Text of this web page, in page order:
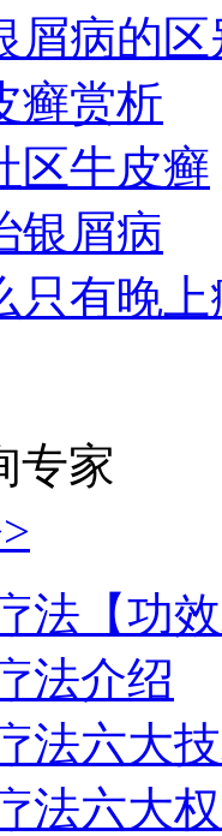
屑病的区
癣赏析
区牛皮癣
银屑病
只有晚上
专家
法【功
法介绍
法六大
法六大